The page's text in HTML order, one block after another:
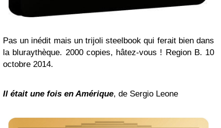
Pas un inédit mais un trijoli steelbook qui ferait bien dans
la bluraythèque. 2000 copies, hâtez-vous ! Region B. 10
octobre 2014.
Il était une fois en Amérique, de Sergio Leone